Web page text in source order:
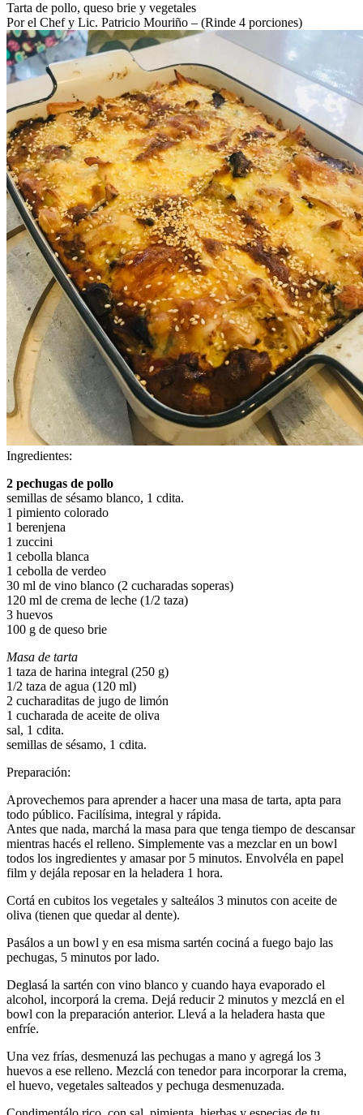
Tarta de pollo, queso brie y vegetales
Por el Chef y Lic. Patricio Mouriño – (Rinde 4 porciones)
Ingredientes:
2 pechugas de pollo
semillas de sésamo blanco, 1 cdita.
1 pimiento colorado
1 berenjena
1 zuccini
1 cebolla blanca
1 cebolla de verdeo
30 ml de vino blanco (2 cucharadas soperas)
120 ml de crema de leche (1/2 taza)
3 huevos
100 g de queso brie
Masa de tarta
1 taza de harina integral (250 g)
1/2 taza de agua (120 ml)
2 cucharaditas de jugo de limón
1 cucharada de aceite de oliva
sal, 1 cdita.
semillas de sésamo, 1 cdita.
Preparación:
Aprovechemos para aprender a hacer una masa de tarta, apta para
todo público. Facilísima, integral y rápida.
Antes que nada, marchá la masa para que tenga tiempo de descansar
mientras hacés el relleno. Simplemente vas a mezclar en un bowl
todos los ingredientes y amasar por 5 minutos. Envolvéla en papel
film y dejála reposar en la heladera 1 hora.
Cortá en cubitos los vegetales y salteálos 3 minutos con aceite de
oliva (tienen que quedar al dente).
Pasálos a un bowl y en esa misma sartén cociná a fuego bajo las
pechugas, 5 minutos por lado.
Deglasá la sartén con vino blanco y cuando haya evaporado el
alcohol, incorporá la crema. Dejá reducir 2 minutos y mezclá en el
bowl con la preparación anterior. Llevá a la heladera hasta que
enfríe.
Una vez frías, desmenuzá las pechugas a mano y agregá los 3
huevos a ese relleno. Mezclá con tenedor para incorporar la crema,
el huevo, vegetales salteados y pechuga desmenuzada.